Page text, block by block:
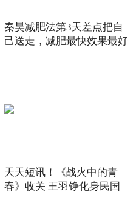
秦昊减肥法第3天差点把自
己送走，减肥最快效果最好
天天短讯！《战火中的青
春》收关 王羽铮化身民国